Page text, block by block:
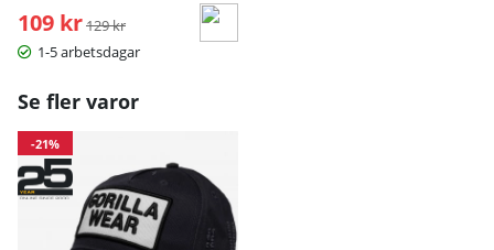
109 kr Ordinarie pris:
129 kr
1-5 arbetsdagar
Se fler varor
-21%